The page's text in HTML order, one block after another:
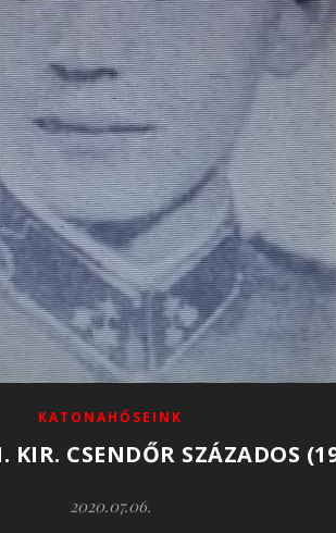
KATONAHŐSEINK
KIR. CSENDŐR SZÁZADOS
2020.07.06.